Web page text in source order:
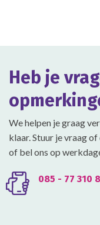
worden
de
Heb je
We helpen je graag
klaar. Stuur je vraag
of bel ons op
085 - 77 310